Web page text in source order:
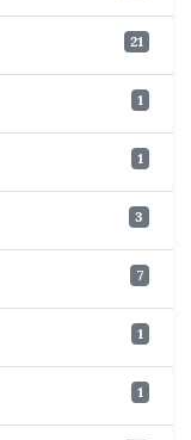
21
1
1
3
7
1
1